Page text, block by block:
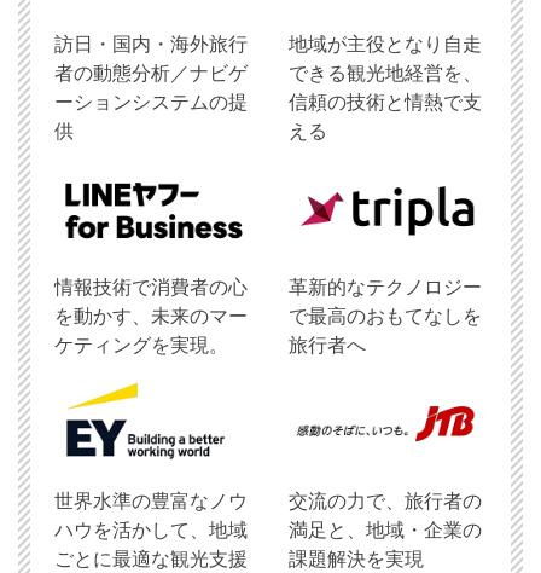
訪日・国内・海外旅行
者の動態分析／ナビゲ
ーションシステムの提
供
地域が主役となり自走
できる観光地経営を、
信頼の技術と情熱で支
える
情報技術で消費者の心
を動かす、未来のマー
ケティングを実現。
革新的なテクノロジー
で最高のおもてなしを
旅行者へ
世界水準の豊富なノウ
ハウを活かして、地域
ごとに最適な観光支援
交流の力で、旅行者の
満足と、地域・企業の
課題解決を実現